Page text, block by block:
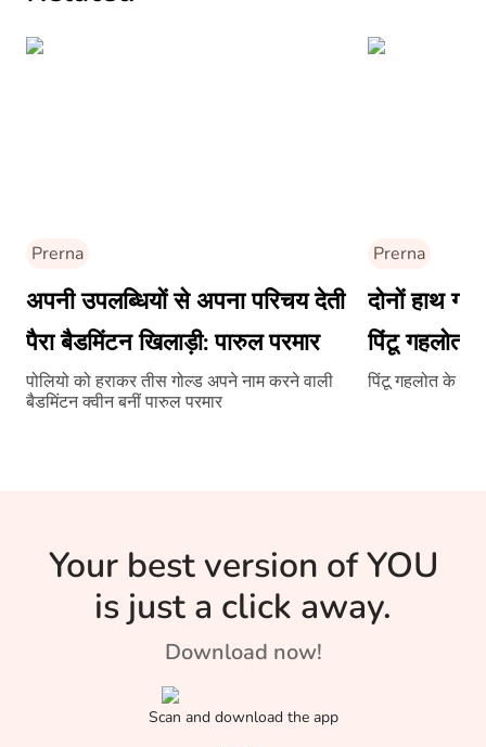
Prerna
अपनी उपलब्धियों से अपना परिचय देती
पैरा बैडमिंटन खिलाड़ी: पारुल परमार
पोलियो को हराकर तीस गोल्ड अपने नाम करने वाली
बैडमिंटन क्वीन बनीं पारुल परमार
Prerna
दोनों हाथ
पिंटू गहलोत
जीत कर
पिंटू गहलोत के
Your best version of YOU
is just a click away.
Download now!
Scan and download the app